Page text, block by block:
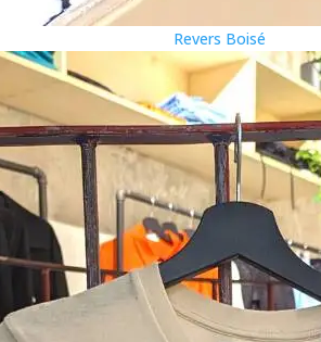
Revers Boisé